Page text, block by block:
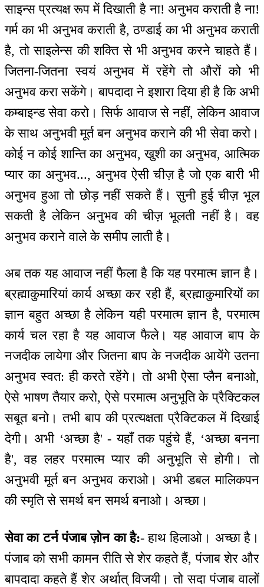
साइन्स प्रत्यक्ष रूप में दिखाती है ना! अनुभव कराती है ना!
गर्म का भी अनुभव कराती है, ठण्डाई का भी अनुभव कराती
है, तो साइलेन्स की शक्ति से भी अनुभव करने चाहते हैं।
जितना-जितना स्वयं अनुभव में रहेंगे तो औरों को भी
अनुभव करा सकेंगे। बापदादा ने इशारा दिया ही है कि अभी
कम्बाइन्ड सेवा करो। सिर्फ आवाज से नहीं, लेकिन आवाज
के साथ अनुभवी मूर्त बन अनुभव कराने की भी सेवा करो।
कोई न कोई शान्ति का अनुभव, खुशी का अनुभव, आत्मिक
प्यार का अनुभव..., अनुभव ऐसी चीज़ है जो एक बारी भी
अनुभव हुआ तो छोड़ नहीं सकते हैं। सुनी हुई चीज़ भूल
सकती है लेकिन अनुभव की चीज़ भूलती नहीं है। वह
अनुभव कराने वाले के समीप लाती है।
अब तक यह आवाज नहीं फैला है कि यह परमात्म ज्ञान है।
ब्रह्माकुमारियां कार्य अच्छा कर रही हैं, ब्रह्माकुमारियों का
ज्ञान बहुत अच्छा है लेकिन यही परमात्म ज्ञान है, परमात्म
कार्य चल रहा है यह आवाज फैले। यह आवाज बाप के
नजदीक लायेगा और जितना बाप के नजदीक आयेंगे उतना
अनुभव स्वत: ही करते रहेंगे। तो अभी ऐसा प्लैन बनाओ,
ऐसे भाषण तैयार करो, ऐसे परमात्म अनुभूति के प्रैक्टिकल
सबूत बनो। तभी बाप की प्रत्यक्षता प्रैक्टिकल में दिखाई
देगी। अभी ‘अच्छा है' - यहाँ तक पहुंचे हैं, ‘अच्छा बनना
है', वह लहर परमात्म प्यार की अनुभूति से होगी। तो
अनुभवी मूर्त बन अनुभव कराओ। अभी डबल मालिकपन
की स्मृति से समर्थ बन समर्थ बनाओ। अच्छा।
सेवा का टर्न पंजाब ज़ोन का है:- हाथ हिलाओ। अच्छा है।
पंजाब को सभी कामन रीति से शेर कहते हैं, पंजाब शेर और
बापदादा कहते हैं शेर अर्थात् विजयी। तो सदा पंजाब वालों